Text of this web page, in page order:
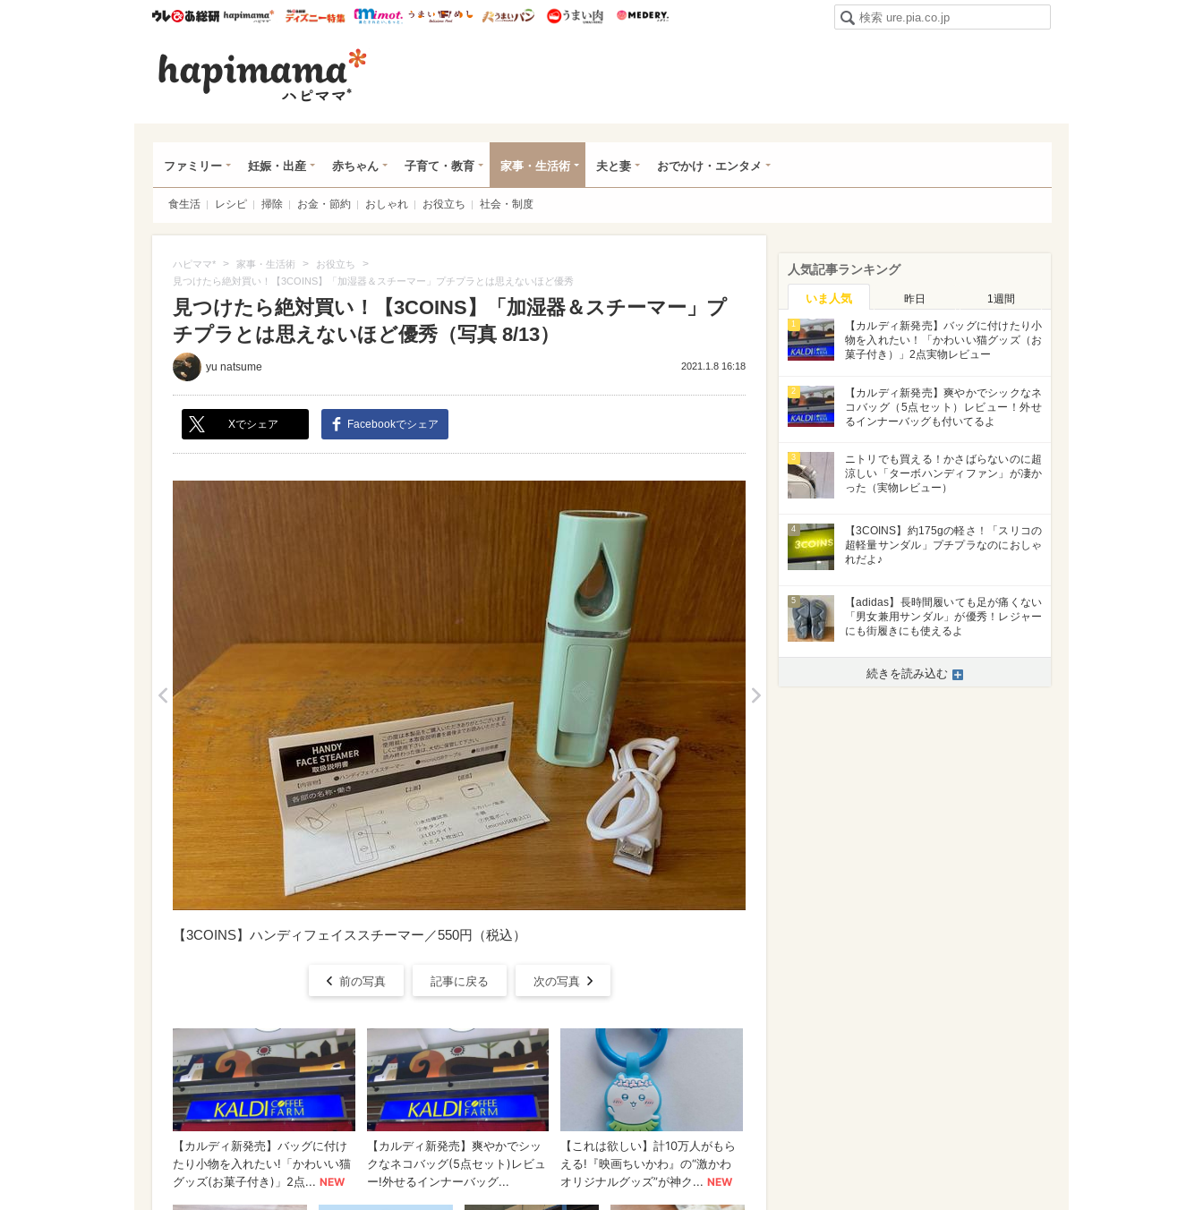
ウレぴあ総研ハピママ* ウレぴあ総研 ディズニー特集
mimot. うまいめし うまいパン うまい肉
ファミリー 妊娠・出産 赤ちゃん 子育て・教育 家事・生活術 夫と妻 おでかけ・エンタメ
食生活 レシピ 掃除 お金・節約 おしゃれ お役立ち 社会・制度
ハピママ* > 家事・生活術 > お役立ち >
見つけたら絶対買い！【3COINS】「加湿器＆スチーマー」プチプラとは思えないほど優秀
見つけたら絶対買い！【3COINS】「加湿器＆スチーマー」プ
チプラとは思えないほど優秀（写真 8/13）
yu natsume 2021.1.8 16:18
Xでシェア Facebookでシェア
【3COINS】ハンディフェイススチーマー／550円（税込）
前の写真 記事に戻る 次の写真
人気記事ランキング
いま人気 昨日 1週間
1
【カルディ新発売】バッグに付けたり小
物を入れたい！「かわいい猫グッズ（お
菓子付き）」2点実物レビュー
2
【カルディ新発売】爽やかでシックなネ
コバッグ（5点セット）レビュー！外せ
るインナーバッグも付いてるよ
3
ニトリでも買える！かさばらないのに超
涼しい「ターボハンディファン」が凄か
った（実物レビュー）
4
【3COINS】約175gの軽さ！「スリコの
超軽量サンダル」プチプラなのにおしゃ
れだよ♪
5
【adidas】長時間履いても足が痛くない
「男女兼用サンダル」が優秀！レジャー
にも街履きにも使えるよ
続きを読み込む